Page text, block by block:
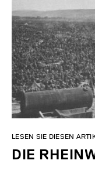
DIE
LESEN SIE DIESEN